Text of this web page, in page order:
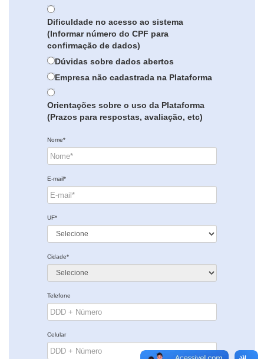
Dificuldade no acesso ao sistema
(Informar número do CPF para
confirmação de dados)
Dúvidas sobre dados abertos
Empresa não cadastrada na Plataforma
Orientações sobre o uso da Plataforma
(Prazos para respostas, avaliação, etc)
Nome*
E-mail*
UF*
Cidade*
Telefone
Celular